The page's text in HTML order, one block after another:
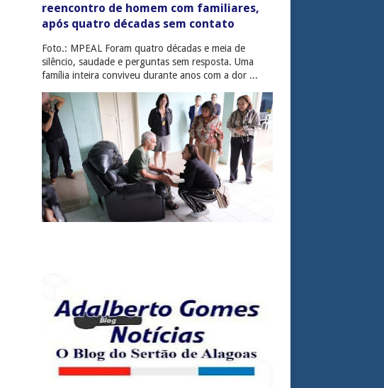
reencontro de homem com familiares,
após quatro décadas sem contato
Foto.: MPEAL Foram quatro décadas e meia de
silêncio, saudade e perguntas sem resposta. Uma
família inteira conviveu durante anos com a dor ...